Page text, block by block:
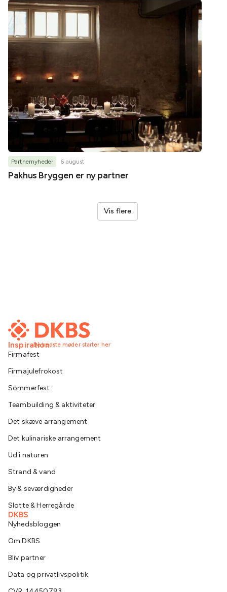
Partnernyheder 6 august
Pakhus Bryggen er ny partner
Vis flere
De bedste møder starter her
Inspiration
Firmafest
Firmajulefrokost
Sommerfest
Teambuilding & aktiviteter
Det skæve arrangement
Det kulinariske arrangement
Ud i naturen
Strand & vand
By & seværdigheder
Slotte & Herregårde
DKBS
Nyhedsbloggen
Om DKBS
Bliv partner
Data og privatlivspolitik